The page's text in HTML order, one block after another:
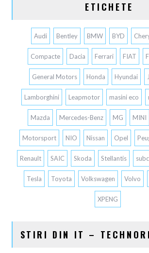
ETICHETE
Audi Bentley BMW BYD
Compacte Dacia Ferrari FIAT
General Motors Honda Hyundai
Lamborghini Leapmotor masini eco
Mazda Mercedes-Benz MG MINI
Motorsport NIO Nissan Opel
Renault SAIC Skoda Stellantis
Tesla Toyota Volkswagen Volvo
XPENG
STIRI DIN IT –